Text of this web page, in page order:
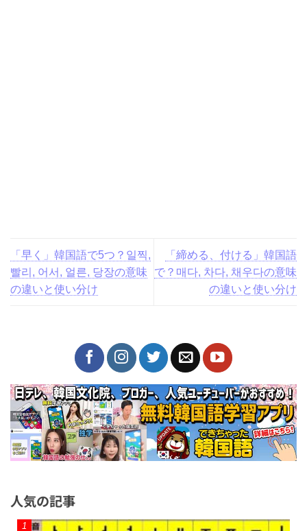
「早く」韓国語で5つ？일
찍, 빨리, 어서, 얼른, 당장の
「締める、付ける」韓国語
で？매다, 차다, 채우다の意
人気の記事